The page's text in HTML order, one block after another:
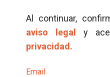
Al continuar,
aviso legal
y
privacidad.
Email